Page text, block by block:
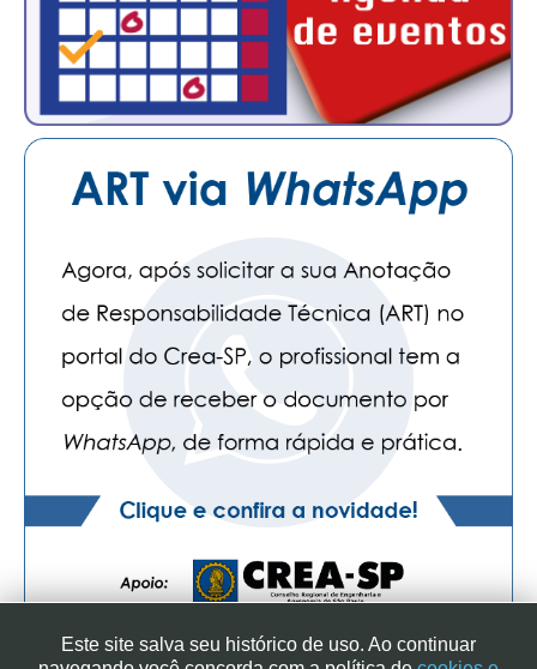
Este site salva seu histórico de uso. Ao continuar